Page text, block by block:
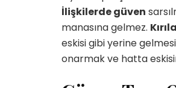
İlişkilerde güven
manasına gelmez.
eskisi gibi yerine
onarmak ve hatta